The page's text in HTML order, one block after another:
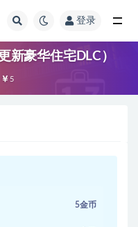
登录
新豪华住宅DLC）
5
5金币